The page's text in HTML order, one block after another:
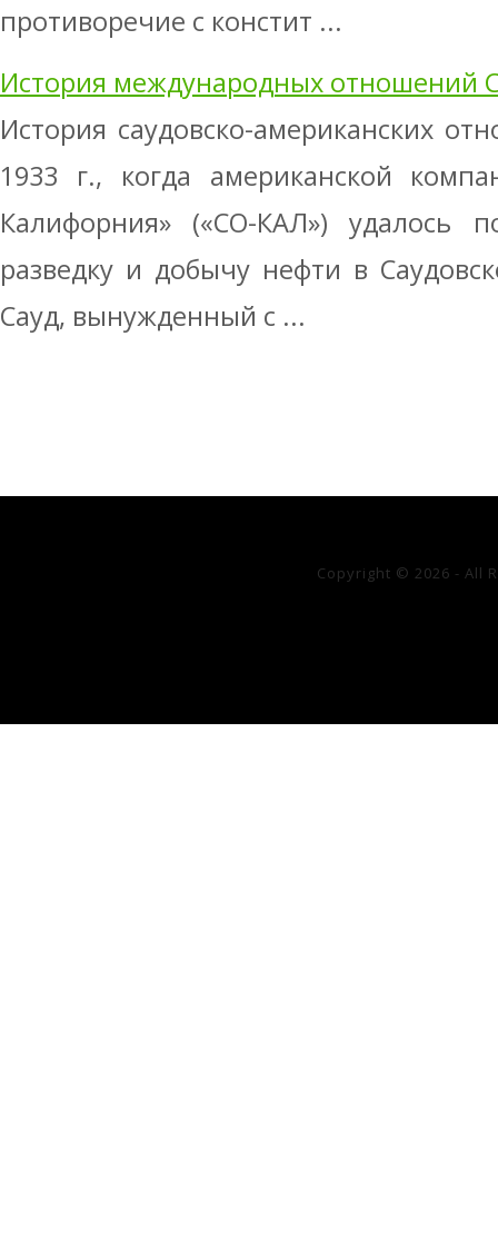
противоречие с констит ...
История международных отношений
История саудовско-американских
1933 г., когда американской
Калифорния» («СО-КАЛ») удалось
разведку и добычу нефти в
Сауд, вынужденный с ...
Copyright © 2026 - All